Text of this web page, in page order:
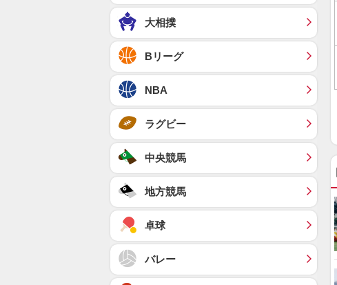
大相撲
Bリーグ
NBA
ラグビー
中央競馬
地方競馬
卓球
バレー